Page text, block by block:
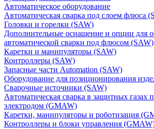
Автоматическое оборудование
Автоматическая сварка под слоем флюса
Головки и горелки (SAW)
Дополнительные оснащение и опции для
автоматической сварки под флюсом (SAW)
Каретки и манипуляторы (SAW)
Контроллеры (SAW)
Запасные части Automation (SAW)
Оборудование для позиционирования
Сварочные источники (SAW)
Автоматическая сварка в защитных газах
электродом (GMAW)
Каретки, манипуляторы и роботизация
Контроллеры и блоки управления